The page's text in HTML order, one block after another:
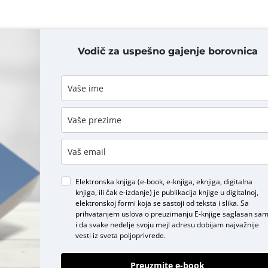
KOMENTAR
Vodič za uspešno gajenje borovnica
Elektronska knjiga (e-book, e-knjiga, eknjiga, digitalna
knjiga, ili čak e-izdanje) je publikacija knjige u digitalnoj,
elektronskoj formi koja se sastoji od teksta i slika. Sa
prihvatanjem uslova o preuzimanju E-knjigesaglasan sam
i da svake nedelje svoju mejl adresu dobijam najvažnije
vesti iz sveta poljoprivrede.
Preuzmite e-book